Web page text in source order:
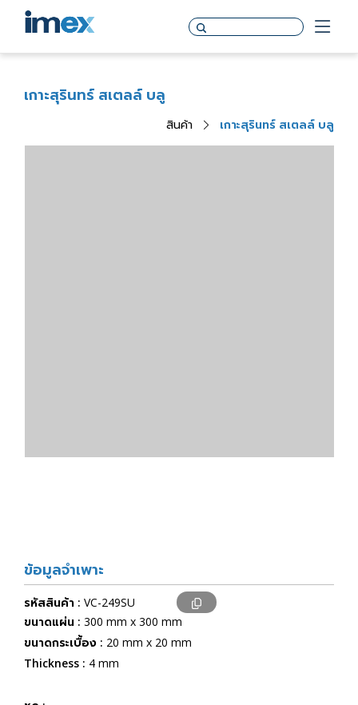
เกาะสุรินทร์ สเตลล์ บลู
สินค้า เกาะสุรินทร์ สเตลล์ บลู
ข้อมูลจำเพาะ
รหัสสินค้า : VC-249SU
ขนาดแผ่น : 300 mm x 300 mm
ขนาดกระเบื้อง : 20 mm x 20 mm
Thickness : 4 mm